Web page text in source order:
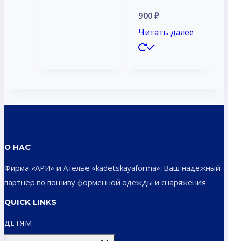
900₽
Читать далее
О НАС
Фирма «АРИ» и Ателье «kadetskayaforma»: Ваш надежный
партнер по пошиву форменной одежды и снаряжения
QUICK LINKS
ДЕТЯМ